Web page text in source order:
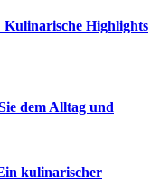
Kulinarische Highlights
dem Alltag und
kulinarischer